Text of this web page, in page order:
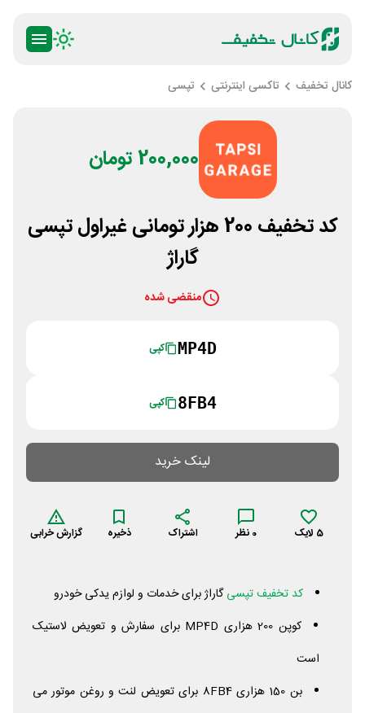
کانال تخفیف تاکسی اینترنتی تپسی
200,000 تومان
کد تخفیف 200 هزار تومانی غیراول تپسی
گاراژ
منقضی شده
MP4D کپی
8FB4 کپی
لینک خرید
5 لایک 0 نظر اشتراک ذخیره گزارش خرابی
کد تخفیف تپسیگاراژ برای خدمات و لوازم یدکی خودرو
کوپن 200 هزاری
MP4D برای سفارش و تعویض لاستیک
است
بن 150 هزاری
8FB4 برای تعویض لنت و روغن موتور می